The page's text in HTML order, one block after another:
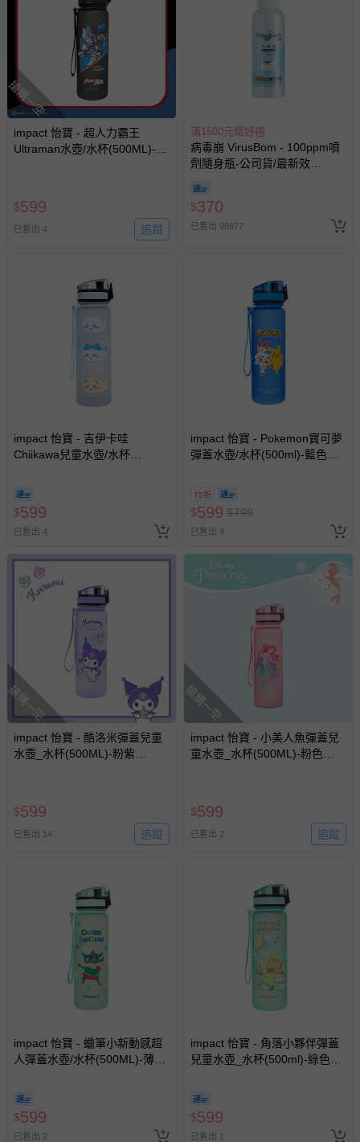
搶購一空
impact 怡寶 - 超人力霸王
Ultraman水壺/水杯(500ML)-黑
$599
已售出 4 追蹤
滿1500元贈好禮
病毒崩 VirusBom - 100ppm噴
劑隨身瓶-公司貨/最新效
$370
已售出 98977
impact 怡寶 - 吉伊卡哇
Chiikawa兒童水壺/水杯
$599
已售出 4
impact 怡寶 - Pokemon寶可夢
彈蓋水壺/水杯(500ml)-藍色
75折
$599 $799
已售出 4
搶購一空
impact 怡寶 - 酷洛米彈蓋兒童
水壺_水杯(500ML)-粉紫
$599
已售出 14 追蹤
搶購一空
impact 怡寶 - 小美人魚彈蓋兒
童水壺_水杯(500ML)-粉色
$599
已售出 2 追蹤
impact 怡寶 - 蠟筆小新動感超
人彈蓋水壺/水杯(500ML)-薄荷
$599
已售出 2
impact 怡寶 - 角落小夥伴彈蓋
兒童水壺_水杯(500ml)-綠色
$599
已售出 1